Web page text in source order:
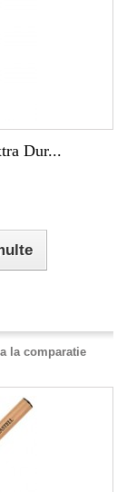
Dur...
la comparatie